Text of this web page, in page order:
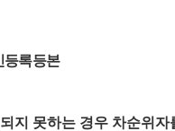
등록등본
지 못하는 경우 차순위